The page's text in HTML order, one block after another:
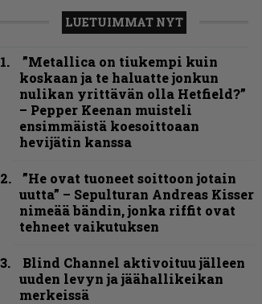
LUETUIMMAT NYT
”Metallica on tiukempi kuin
koskaan ja te haluatte jonkun
nulikan yrittävän olla Hetfield?”
– Pepper Keenan muisteli
ensimmäistä koesoittoaan
hevijätin kanssa
”He ovat tuoneet soittoon jotain
uutta” – Sepulturan Andreas Kisser
nimeää bändin, jonka riffit ovat
tehneet vaikutuksen
Blind Channel aktivoituu jälleen
uuden levyn ja jäähallikeikan
merkeissä